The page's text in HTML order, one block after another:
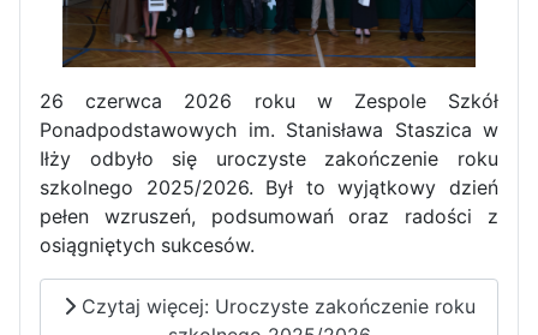
Dni Otwarte w „Staszicu” za
nami
Informatycy zapraszają do
Staszica w Iłży!
26 czerwca 2026 roku w Zespole Szkół
Ponadpodstawowych im. Stanisława Staszica w
Iłży odbyło się uroczyste zakończenie roku
szkolnego 2025/2026. Był to wyjątkowy dzień
pełen wzruszeń, podsumowań oraz radości z
osiągniętych sukcesów.
Czytaj więcej: Uroczyste zakończenie roku